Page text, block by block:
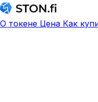
О токене Цена Как